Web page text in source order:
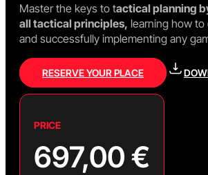
Master the keys to tactical planning
all tactical principles, learning how to
and successfully implementing any
RESERVE YOUR PLACE
PRICE
697,00€